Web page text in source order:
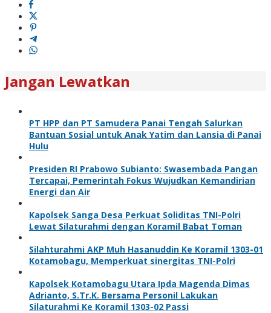
Jangan Lewatkan
PT HPP dan PT Samudera Panai Tengah Salurkan
Bantuan Sosial untuk Anak Yatim dan Lansia di Panai
Hulu
Presiden RI Prabowo Subianto: Swasembada Pangan
Tercapai, Pemerintah Fokus Wujudkan Kemandirian
Energi dan Air
Kapolsek Sanga Desa Perkuat Soliditas TNI-Polri
Lewat Silaturahmi dengan Koramil Babat Toman
Silahturahmi AKP Muh Hasanuddin Ke Koramil 1303-01
Kotamobagu, Memperkuat sinergitas TNI-Polri
Kapolsek Kotamobagu Utara Ipda Magenda Dimas
Adrianto, S.Tr.K. Bersama Personil Lakukan
Silaturahmi Ke Koramil 1303-02 Passi